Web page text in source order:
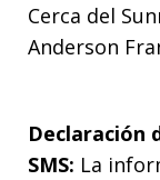
Cerca del
Anderson
Declaración
SMS: La